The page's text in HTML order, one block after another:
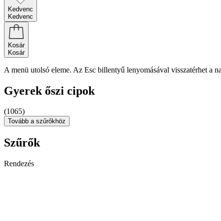
Kedvenc
Kedvenc
Kosár
Kosár
A menü utolsó eleme. Az Esc billentyű lenyomásával visszatérhet a
Gyerek őszi cipok
(1065)
Tovább a szűrőkhöz
Szűrők
Rendezés